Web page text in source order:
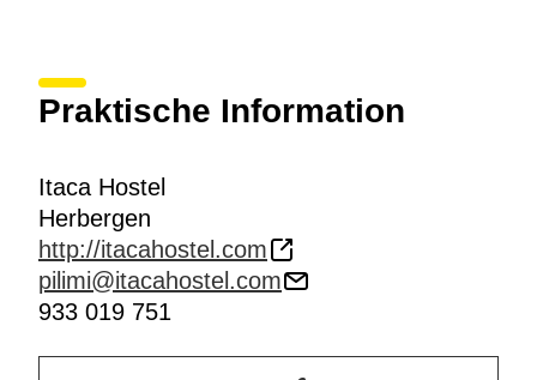
Praktische Information
Itaca Hostel
Herbergen
http://itacahostel.com
pilimi@itacahostel.com
933 019 751